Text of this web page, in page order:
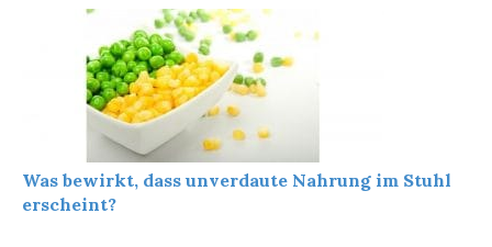
Was bewirkt, dass unverdaute Nahrung im Stuhl
erscheint?